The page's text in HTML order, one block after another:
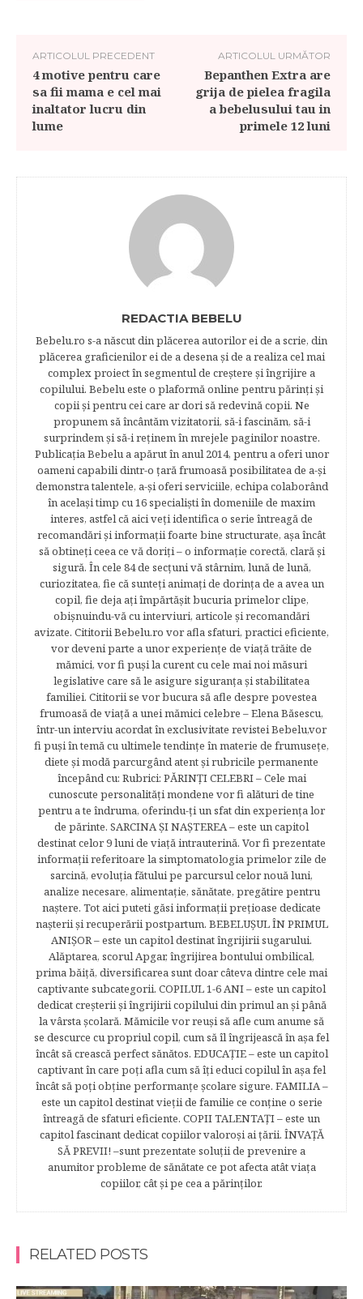
ARTICOLUL PRECEDENT
4 motive pentru care
sa fii mama e cel mai
inaltator lucru din
lume
ARTICOLUL URMĂTOR
Bepanthen Extra are
grija de pielea fragila
a bebelusului tau in
primele 12 luni
REDACTIA BEBELU
Bebelu.ro s-a născut din plăcerea autorilor ei de a scrie, din
plăcerea graficienilor ei de a desena şi de a realiza cel mai
complex proiect în segmentul de creştere şi îngrijire a
copilului. Bebelu este o plaformă online pentru părinţi şi
copii şi pentru cei care ar dori să redevină copii. Ne
propunem să încântăm vizitatorii, să-i fascinăm, să-i
surprindem şi să-i reţinem în mrejele paginilor noastre.​
Publicația Bebelu a apărut în anul 2014, pentru a oferi unor
oameni capabili dintr-o ţară frumoasă posibilitatea de a-şi
demonstra talentele, a-şi oferi serviciile, echipa colaborând
în acelaşi timp cu 16 specialişti în domeniile de maxim
interes, astfel că aici veţi identifica o serie întreagă de
recomandări şi informaţii foarte bine structurate, aşa încât
să obtineţi ceea ce vă doriţi – o informaţie corectă, clară şi
sigură. În cele 84 de secțuni vă stârnim, lună de lună,
curiozitatea, fie că sunteţi animaţi de dorinţa de a avea un
copil, fie deja aţi împărtăşit bucuria primelor clipe,
obişnuindu-vă cu interviuri, articole şi recomandări
avizate. Cititorii Bebelu.ro vor afla sfaturi, practici eficiente,
vor deveni parte a unor experienţe de viaţă trăite de
mămici, vor fi puşi la curent cu cele mai noi măsuri
legislative care să le asigure siguranţa şi stabilitatea
familiei. Cititorii se vor bucura să afle despre povestea
frumoasă de viață a unei mămici celebre – Elena Băsescu,
într-un interviu acordat în exclusivitate revistei Bebelu,vor
fi puşi în temă cu ultimele tendinţe în materie de frumuseţe,
diete şi modă parcurgând atent şi rubricile permanente
începând cu: Rubrici: PĂRINŢI CELEBRI – Cele mai
cunoscute personalităţi mondene vor fi alături de tine
pentru a te îndruma, oferindu-ţi un sfat din experienţa lor
de părinte. SARCINA ŞI NAŞTEREA – este un capitol
destinat celor 9 luni de viaţă intrauterină. Vor fi prezentate
informaţii referitoare la simptomatologia primelor zile de
sarcină, evoluţia fătului pe parcursul celor nouă luni,
analize necesare, alimentaţie, sănătate, pregătire pentru
naştere. Tot aici puteti găsi informaţii preţioase dedicate
naşterii şi recuperării postpartum. BEBELUŞUL ÎN PRIMUL
ANIŞOR – este un capitol destinat îngrijirii sugarului.
Alăptarea, scorul Apgar, îngrijirea bontului ombilical,
prima băiţă, diversificarea sunt doar câteva dintre cele mai
captivante subcategorii. COPILUL 1-6 ANI – este un capitol
dedicat creşterii şi îngrijirii copilului din primul an şi până
la vârsta şcolară. Mămicile vor reuşi să afle cum anume să
se descurce cu propriul copil, cum să îl îngrijească în aşa fel
încât să crească perfect sănătos. EDUCAŢIE – este un capitol
captivant în care poţi afla cum să îţi educi copilul în aşa fel
încât să poţi obţine performanţe şcolare sigure. FAMILIA –
este un capitol destinat vieţii de familie ce conţine o serie
întreagă de sfaturi eficiente. COPII TALENTAŢI – este un
capitol fascinant dedicat copiilor valoroși ai țării. ÎNVAŢĂ
SĂ PREVII! –sunt prezentate soluţii de prevenire a
anumitor probleme de sănătate ce pot afecta atât viaţa
copiilor, cât şi pe cea a părinţilor.
RELATED POSTS